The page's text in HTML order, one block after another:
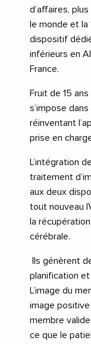
d’affaires,
le monde et la
dispositif
inférieurs en
France.
Fruit de 15
s’impose
réinventant
prise en
L’intégration
traitement
aux deux
tout nouveau
la
cérébrale.
Ils génèrent
planification
L’image du
image
membre
ce que le